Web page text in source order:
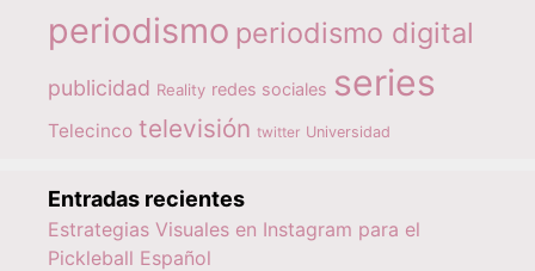
periodismo periodismo digital
publicidad Reality redes sociales series
Telecinco televisión twitter Universidad
Entradas recientes
Estrategias Visuales en Instagram para el
Pickleball Español